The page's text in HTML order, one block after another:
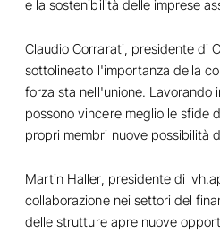
e la sostenibilità delle imprese
Claudio Corrarati, presidente di
sottolineato l'importanza della
forza sta nell'unione. Lavorando
possono vincere meglio le sfide
propri membri nuove possibilità
Martin Haller, presidente di
collaborazione nei settori del
delle strutture apre nuove